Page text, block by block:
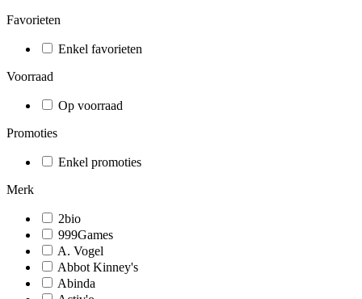
Favorieten
Enkel favorieten
Voorraad
Op voorraad
Promoties
Enkel promoties
Merk
2bio
999Games
A. Vogel
Abbot Kinney's
Abinda